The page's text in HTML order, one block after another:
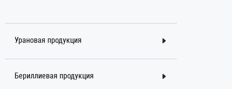
Урановая продукция
Бериллиевая продукция